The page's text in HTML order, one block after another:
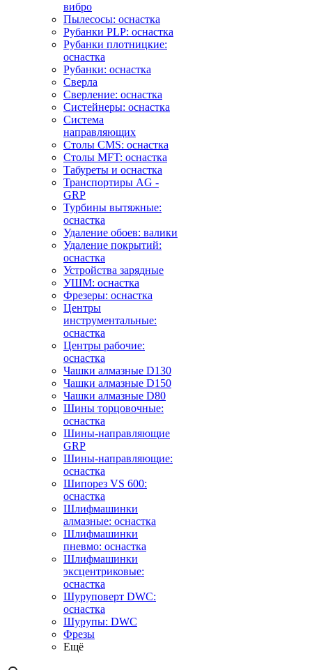
вибро
Пылесосы: оснастка
Рубанки PLP: оснастка
Рубанки плотницкие:
оснастка
Рубанки: оснастка
Сверла
Сверление: оснастка
Систейнеры: оснастка
Система
направляющих
Столы CMS: оснастка
Столы MFT: оснастка
Табуреты и оснастка
Транспортиры AG -
GRP
Турбины вытяжные:
оснастка
Удаление обоев: валики
Удаление покрытий:
оснастка
Устройства зарядные
УШМ: оснастка
Фрезеры: оснастка
Центры
инструментальные:
оснастка
Центры рабочие:
оснастка
Чашки алмазные D130
Чашки алмазные D150
Чашки алмазные D80
Шины торцовочные:
оснастка
Шины-направляющие
GRP
Шины-направляющие:
оснастка
Шипорез VS 600:
оснастка
Шлифмашинки
алмазные: оснастка
Шлифмашинки
пневмо: оснастка
Шлифмашинки
эксцентриковые:
оснастка
Шуруповерт DWC:
оснастка
Шурупы: DWC
Фрезы
Ещё